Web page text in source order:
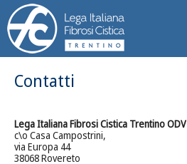
Contatti
Lega Italiana Fibrosi Cistica Trentino ODV
c\o Casa Campostrini,
via Europa 44
38068 Rovereto